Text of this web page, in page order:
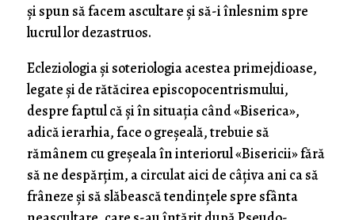
și spun să facem ascultare și să-i înlesnim spre
lucrul lor dezastruos.
Ecleziologia și soteriologia acestea primejdioase,
legate și de rătăcirea episcopocentrismului,
despre faptul că și în situația când «Biserica»,
adică ierarhia, face o greșeală, trebuie să
rămânem cu greșeala în interiorul «Bisericii» fără
să ne despărțim, a circulat aici de câțiva ani ca să
frâneze și să slăbească tendințele spre sfânta